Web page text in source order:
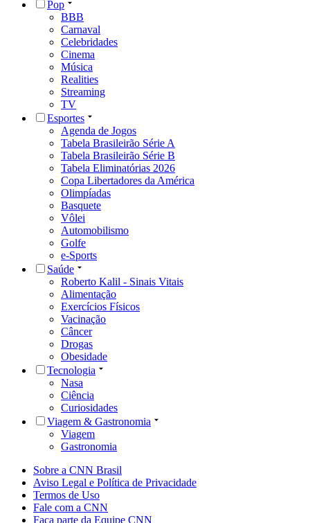
Pop
BBB
Carnaval
Celebridades
Cinema
Música
Realities
Streaming
TV
Esportes
Agenda de Jogos
Tabela Brasileirão Série A
Tabela Brasileirão Série B
Tabela Eliminatórias 2026
Copa Libertadores da América
Olimpíadas
Basquete
Vôlei
Automobilismo
Golfe
e-Sports
Saúde
Roberto Kalil - Sinais Vitais
Alimentação
Exercícios Físicos
Vacinação
Câncer
Drogas
Obesidade
Tecnologia
Nasa
Ciência
Curiosidades
Viagem & Gastronomia
Viagem
Gastronomia
Sobre a CNN Brasil
Aviso Legal e Política de Privacidade
Termos de Uso
Fale com a CNN
Faça parte da Equipe CNN